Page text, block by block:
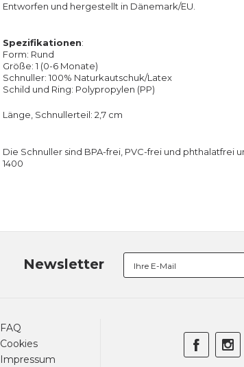
Entworfen und hergestellt in Dänemark/EU.
Spezifikationen:
Form: Rund
Größe: 1 (0-6 Monate)
Schnuller: 100% Naturkautschuk/Latex
Schild und Ring: Polypropylen (PP)
Länge, Schnullerteil: 2,7 cm
Die Schnuller sind BPA-frei, PVC-frei und phthalatfrei
1400
Newsletter
FAQ
Cookies
Impressum